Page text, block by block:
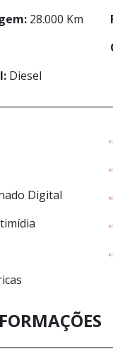
28.000 Km
Diesel
Digital